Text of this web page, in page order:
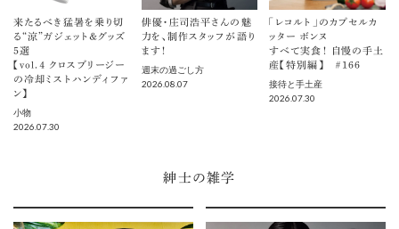
来たるべき猛暑を乗り切
る“涼”ガジェット＆グッズ
5選
【vol.４ クロスブリージー
の冷却ミストハンディファ
ン】
小物
2026.07.30
俳優・庄司浩平さんの魅
力を、制作スタッフが語り
ます！
週末の過ごし方
2026.08.07
「レコルト」のカプセルカ
ッター ボンヌ
すべて実食！ 自慢の手土
産【特別編】 ＃166
接待と手土産
2026.07.30
紳士の雑学